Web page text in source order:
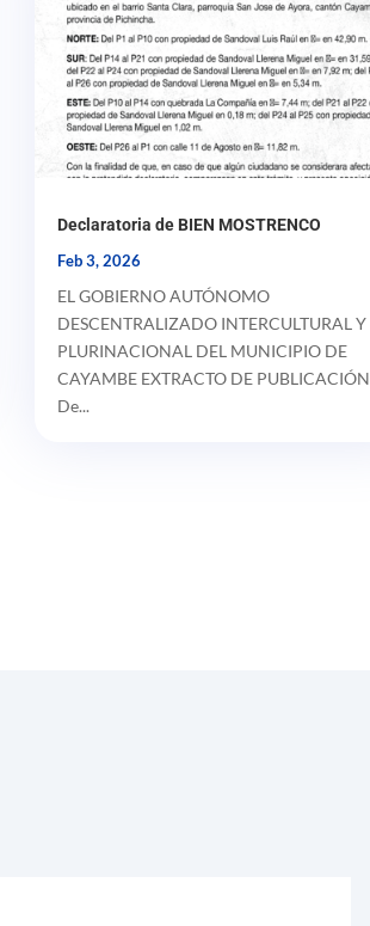
Declaratoria de BIEN MOSTRENCO
Feb 3, 2026
EL GOBIERNO AUTÓNOMO
DESCENTRALIZADO INTERCULTURAL Y
PLURINACIONAL DEL MUNICIPIO DE
CAYAMBE EXTRACTO DE PUBLICACIÓN
De...